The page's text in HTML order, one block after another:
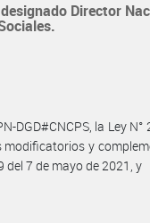
Director
DGD#CNCPS, la Ley
y
7 de mayo de 2021, y